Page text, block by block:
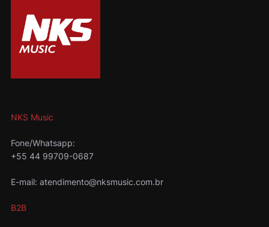
NKS Music
Fone/Whatsapp:
+55 44 99709-0687
E-mail: atendimento@nksmusic.com.br
B2B